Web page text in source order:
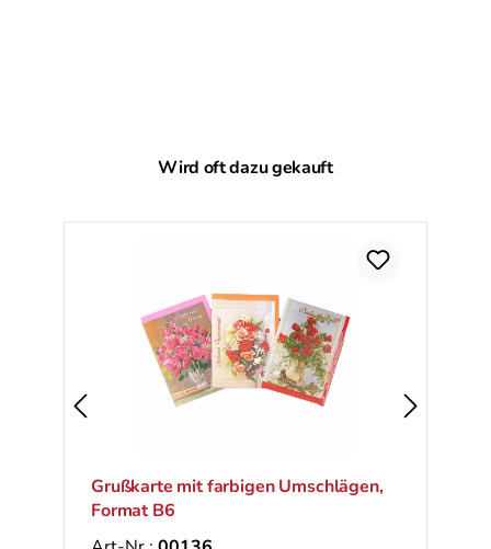
Produktgalerie überspringen
Wird oft dazu gekauft
Grußkarte mit farbigen Umschlägen,
Format B6